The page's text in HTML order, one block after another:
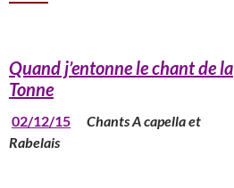
Quand j’entonne le chant de la
Tonne
02/12/15
Chants A capella et
Rabelais